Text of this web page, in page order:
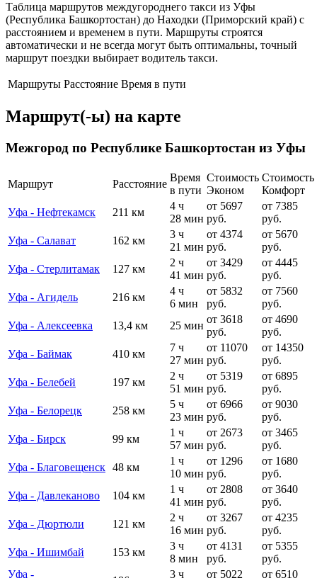
Таблица маршрутов междугороднего такси из Уфы
(Республика Башкортостан) до Находки (Приморский край) с
расстоянием и временем в пути. Маршруты строятся
автоматически и не всегда могут быть оптимальны, точный
маршрут поездки выбирает водитель такси.
Маршруты Расстояние Время в пути
Маршрут(-ы) на карте
Межгород по Республике Башкортостан из Уфы
Маршрут Расстояние
Время
в пути
Стоимость
Эконом
Стоимость
Комфорт
Уфа - Нефтекамск
211 км
4 ч
28 мин
от 5697
руб.
от 7385
руб.
Уфа - Салават
162 км
3 ч
21 мин
от 4374
руб.
от 5670
руб.
Уфа - Стерлитамак
127 км
2 ч
41 мин
от 3429
руб.
от 4445
руб.
Уфа - Агидель
216 км
4 ч
6 мин
от 5832
руб.
от 7560
руб.
Уфа - Алексеевка
13,4 км 25 мин
от 3618
руб.
от 4690
руб.
Уфа - Баймак
410 км
7 ч
27 мин
от 11070
руб.
от 14350
руб.
Уфа - Белебей
197 км
2 ч
51 мин
от 5319
руб.
от 6895
руб.
Уфа - Белорецк
258 км
5 ч
23 мин
от 6966
руб.
от 9030
руб.
Уфа - Бирск
99 км
1 ч
57 мин
от 2673
руб.
от 3465
руб.
Уфа - Благовещенск 48 км
1 ч
10 мин
от 1296
руб.
от 1680
руб.
Уфа - Давлеканово
104 км
1 ч
41 мин
от 2808
руб.
от 3640
руб.
Уфа - Дюртюли
121 км
2 ч
16 мин
от 3267
руб.
от 4235
руб.
Уфа - Ишимбай
153 км
3 ч
8 мин
от 4131
руб.
от 5355
руб.
Уфа -
3 ч
от 5022
от 6510